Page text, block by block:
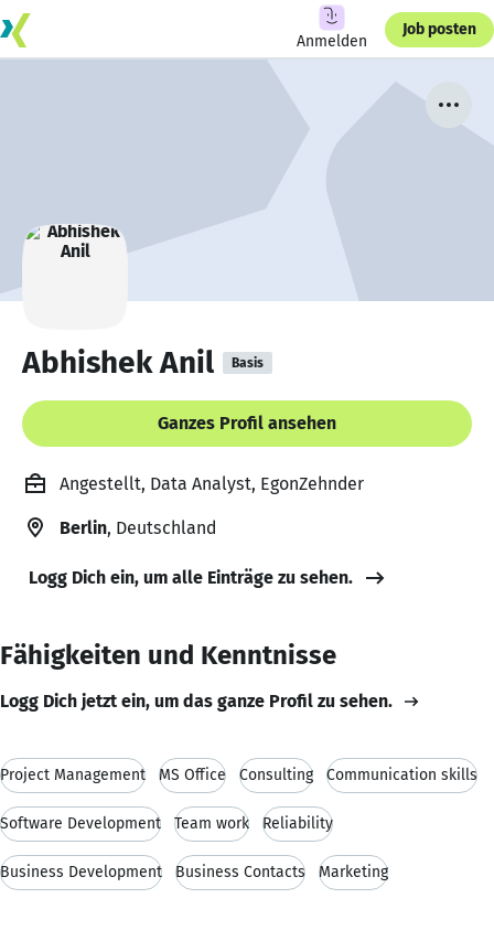
Anmelden
Job posten
Abhishek Anil Basis
Ganzes Profil ansehen
Angestellt, Data Analyst, EgonZehnder
Berlin, Deutschland
Logg Dich ein, um alle Einträge zu sehen.
Fähigkeiten und Kenntnisse
Logg Dich jetzt ein, um das ganze Profil zu sehen.
Project Management MS Office Consulting Communication skills
Software Development Team work Reliability
Business Development Business Contacts Marketing